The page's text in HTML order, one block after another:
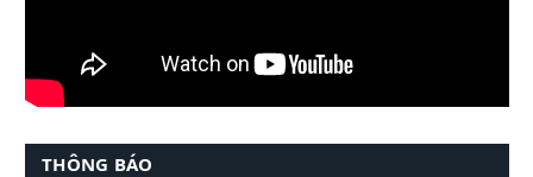
THÔNG BÁO